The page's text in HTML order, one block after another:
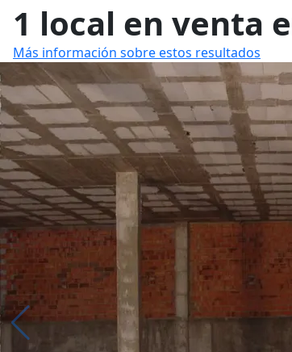
1 local en venta
Más información sobre estos resultados